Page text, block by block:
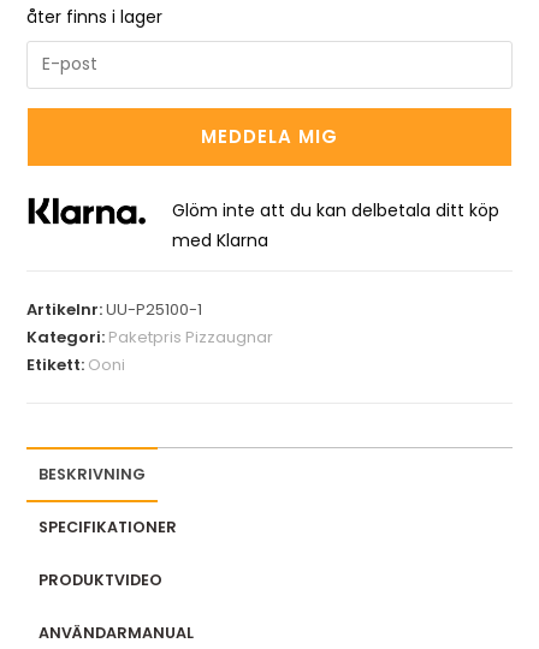
åter finns i lager
n
t
r
y
m
l
d
MEDDELA MIG
Glöm inte att du kan delbetala ditt köp
med Klarna
Artikelnr:UU-P25100-1
Kategori: Paketpris Pizzaugnar
Etikett: Ooni
BESKRIVNING
SPECIFIKATIONER
PRODUKTVIDEO
ANVÄNDARMANUAL